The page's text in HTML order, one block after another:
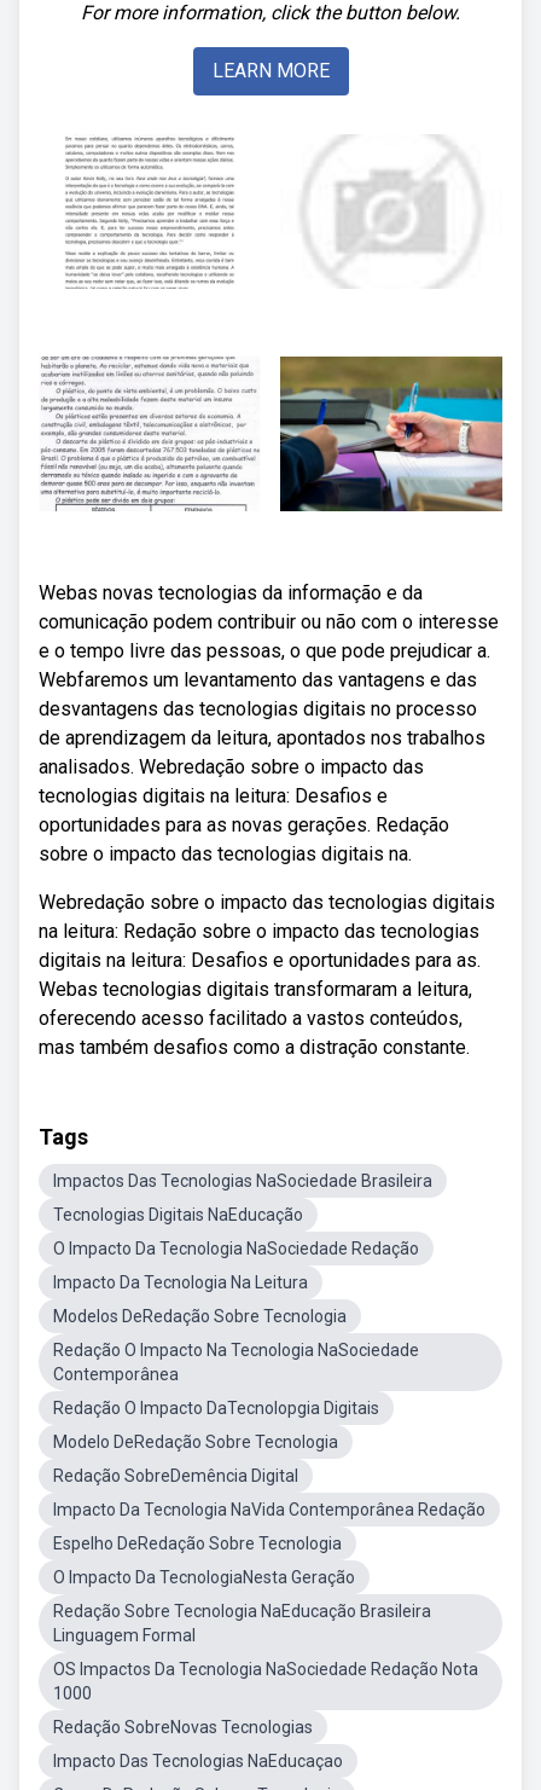
For more information, click the button below.
LEARN MORE
Webas novas tecnologias da informação e da
comunicação podem contribuir ou não com o interesse
e o tempo livre das pessoas, o que pode prejudicar a.
Webfaremos um levantamento das vantagens e das
desvantagens das tecnologias digitais no processo
de aprendizagem da leitura, apontados nos trabalhos
analisados. Webredação sobre o impacto das
tecnologias digitais na leitura: Desafios e
oportunidades para as novas gerações. Redação
sobre o impacto das tecnologias digitais na.
Webredação sobre o impacto das tecnologias digitais
na leitura: Redação sobre o impacto das tecnologias
digitais na leitura: Desafios e oportunidades para as.
Webas tecnologias digitais transformaram a leitura,
oferecendo acesso facilitado a vastos conteúdos,
mas também desafios como a distração constante.
Tags
Impactos Das Tecnologias NaSociedade Brasileira
Tecnologias Digitais NaEducação
O Impacto Da Tecnologia NaSociedade Redação
Impacto Da Tecnologia Na Leitura
Modelos DeRedação Sobre Tecnologia
Redação O Impacto Na Tecnologia NaSociedade
Contemporânea
Redação O Impacto DaTecnolopgia Digitais
Modelo DeRedação Sobre Tecnologia
Redação SobreDemência Digital
Impacto Da Tecnologia NaVida Contemporânea Redação
Espelho DeRedação Sobre Tecnologia
O Impacto Da TecnologiaNesta Geração
Redação Sobre Tecnologia NaEducação Brasileira
Linguagem Formal
OS Impactos Da Tecnologia NaSociedade Redação Nota
1000
Redação SobreNovas Tecnologias
Impacto Das Tecnologias NaEducaçao